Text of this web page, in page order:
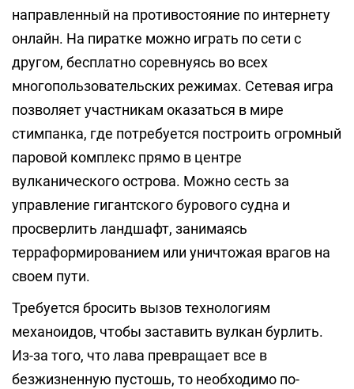
направленный на противостояние по интернету
онлайн. На пиратке можно играть по сети с
другом, бесплатно соревнуясь во всех
многопользовательских режимах. Сетевая игра
позволяет участникам оказаться в мире
стимпанка, где потребуется построить огромный
паровой комплекс прямо в центре
вулканического острова. Можно сесть за
управление гигантского бурового судна и
просверлить ландшафт, занимаясь
терраформированием или уничтожая врагов на
своем пути.
Требуется бросить вызов технологиям
механоидов, чтобы заставить вулкан бурлить.
Из-за того, что лава превращает все в
безжизненную пустошь, то необходимо по-